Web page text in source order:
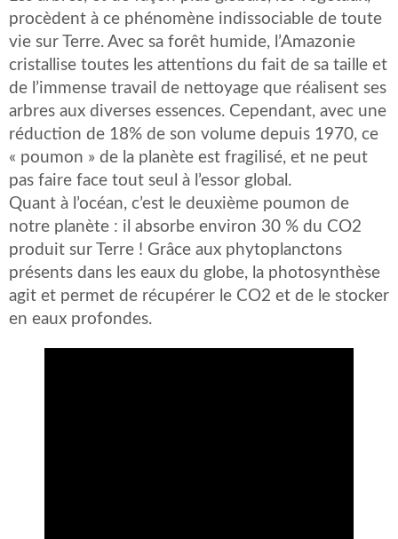
procèdent à ce phénomène indissociable de toute
vie sur Terre. Avec sa forêt humide, l’Amazonie
cristallise toutes les attentions du fait de sa taille et
de l’immense travail de nettoyage que réalisent ses
arbres aux diverses essences. Cependant, avec une
réduction de 18% de son volume depuis 1970, ce
« poumon » de la planète est fragilisé, et ne peut
pas faire face tout seul à l’essor global.
Quant à l’océan, c’est le deuxième poumon de
notre planète : il absorbe environ 30 % du CO2
produit sur Terre ! Grâce aux phytoplanctons
présents dans les eaux du globe, la photosynthèse
agit et permet de récupérer le CO2 et de le stocker
en eaux profondes.